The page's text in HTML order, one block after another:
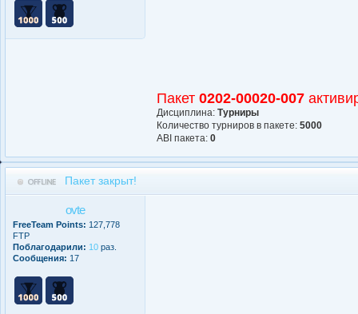
Пакет 0202-00020-007
Дисциплина: Турниры
Количество турниров в пакете: 5000
АBI пакета: 0
Пакет закрыт!
ovte
FreeTeam Points: 127,778
FTP
Поблагодарили: 10 раз.
Сообщения: 17